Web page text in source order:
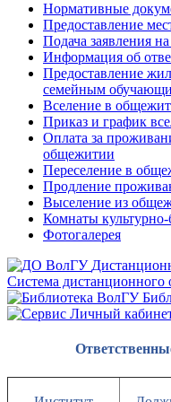
Нормативные
Предоставление
Подача заявления
Информация об
Предоставление
семейным
Вселение в
Приказ и график
Оплата за
общежитии
Переселение в
Продление
Выселение из
Комнаты
Фотогалерея
Система дистанционного